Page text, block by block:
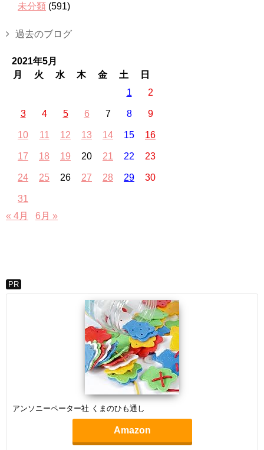
未分類 (591)
過去のブログ
2021年5月
月
火 水 木 金 土
日
1
2
3 4 5 6 7 8 9
10 11 12 13 14 15 16
17 18 19 20 21 22 23
24 25 26 27 28 29 30
31
« 4月
6月 »
PR
アンソニーペーター社 くまのひも通し
Amazon